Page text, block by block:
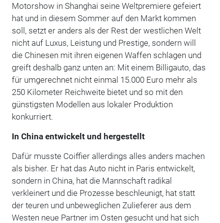
Motorshow in Shanghai seine Weltpremiere gefeiert
hat und in diesem Sommer auf den Markt kommen
soll, setzt er anders als der Rest der westlichen Welt
nicht auf Luxus, Leistung und Prestige, sondern will
die Chinesen mit ihren eigenen Waffen schlagen und
greift deshalb ganz unten an: Mit einem Billigauto, das
für umgerechnet nicht einmal 15.000 Euro mehr als
250 Kilometer Reichweite bietet und so mit den
günstigsten Modellen aus lokaler Produktion
konkurriert.
In China entwickelt und hergestellt
Dafür musste Coiffier allerdings alles anders machen
als bisher. Er hat das Auto nicht in Paris entwickelt,
sondern in China, hat die Mannschaft radikal
verkleinert und die Prozesse beschleunigt, hat statt
der teuren und unbeweglichen Zulieferer aus dem
Westen neue Partner im Osten gesucht und hat sich